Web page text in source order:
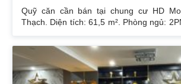
Quỹ căn cần bán tại chung cư HD
Thạch. Diện tích: 61,5 m². Phòng ngủ:
Giá: 3 tỷ. Diện tích: 67 m². Phòng ngủ:
ban công: Đông Nam. Nội thất: Nhà full
3 tỷ 250. Diện tích: 86 m². Phòng ngủ:
ban công: Tây tứ trạch. Nội thất: Nhà full